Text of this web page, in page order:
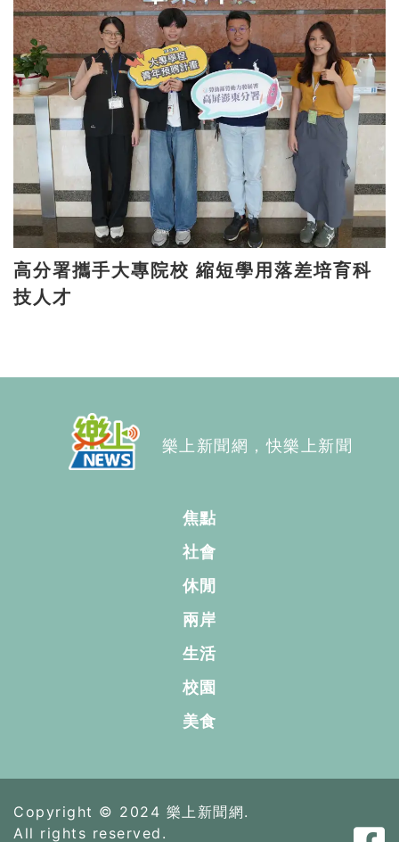
高分署攜手大專院校 縮短學用落差培育科
技人才
樂上新聞網，快樂上新聞
焦點
社會
休閒
兩岸
生活
校園
美食
Copyright © 2024 樂上新聞網.
All rights reserved.